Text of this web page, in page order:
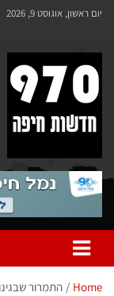
יום ראשון, אוגוסט 9, 2026
970 חדשות חיפה
970 חדשות חיפה
Home התמרור